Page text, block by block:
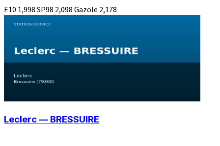
E10 1,998SP98 2,098Gazole 2,178
Leclerc — BRESSUIRE